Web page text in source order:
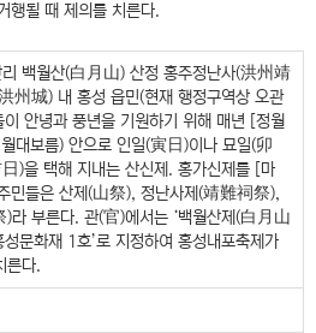
행될 때 제의를 치른다.
리 백월산(白月山) 산정 홍주정난사(洪州靖
州城) 내 홍성 읍민(현재 행정구역상 오관
안녕과 풍년을 기원하기 위해 매년 [정월
대보름) 안으로 인일(寅日)이나 묘일(卯
)을 택해 지내는 산신제. 홍가신제를 [마
들은 산제(山祭), 정난사제(靖難祠祭),
라 부른다. 관(官)에서는 ‘백월산제(白月山
성문화재 1호’로 지정하여 홍성내포축제가
른다.